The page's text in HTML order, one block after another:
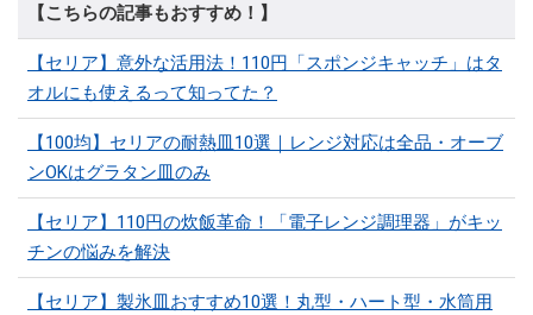
【こちらの記事もおすすめ！】
【セリア】意外な活用法！110円「スポンジキャッチ」はタ
オルにも使えるって知ってた？
【100均】セリアの耐熱皿10選｜レンジ対応は全品・オーブ
ンOKはグラタン皿のみ
【セリア】110円の炊飯革命！「電子レンジ調理器」がキッ
チンの悩みを解決
【セリア】製氷皿おすすめ10選！丸型・ハート型・水筒用